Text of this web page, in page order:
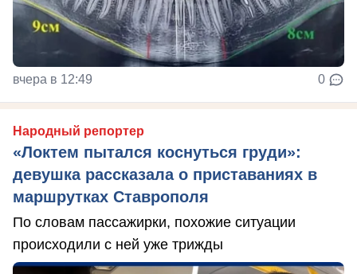
вчера в 12:49 0
Народный репортер
«Локтем пытался коснуться груди»:
девушка рассказала о приставаниях в
маршрутках Ставрополя
По словам пассажирки, похожие ситуации
происходили с ней уже трижды